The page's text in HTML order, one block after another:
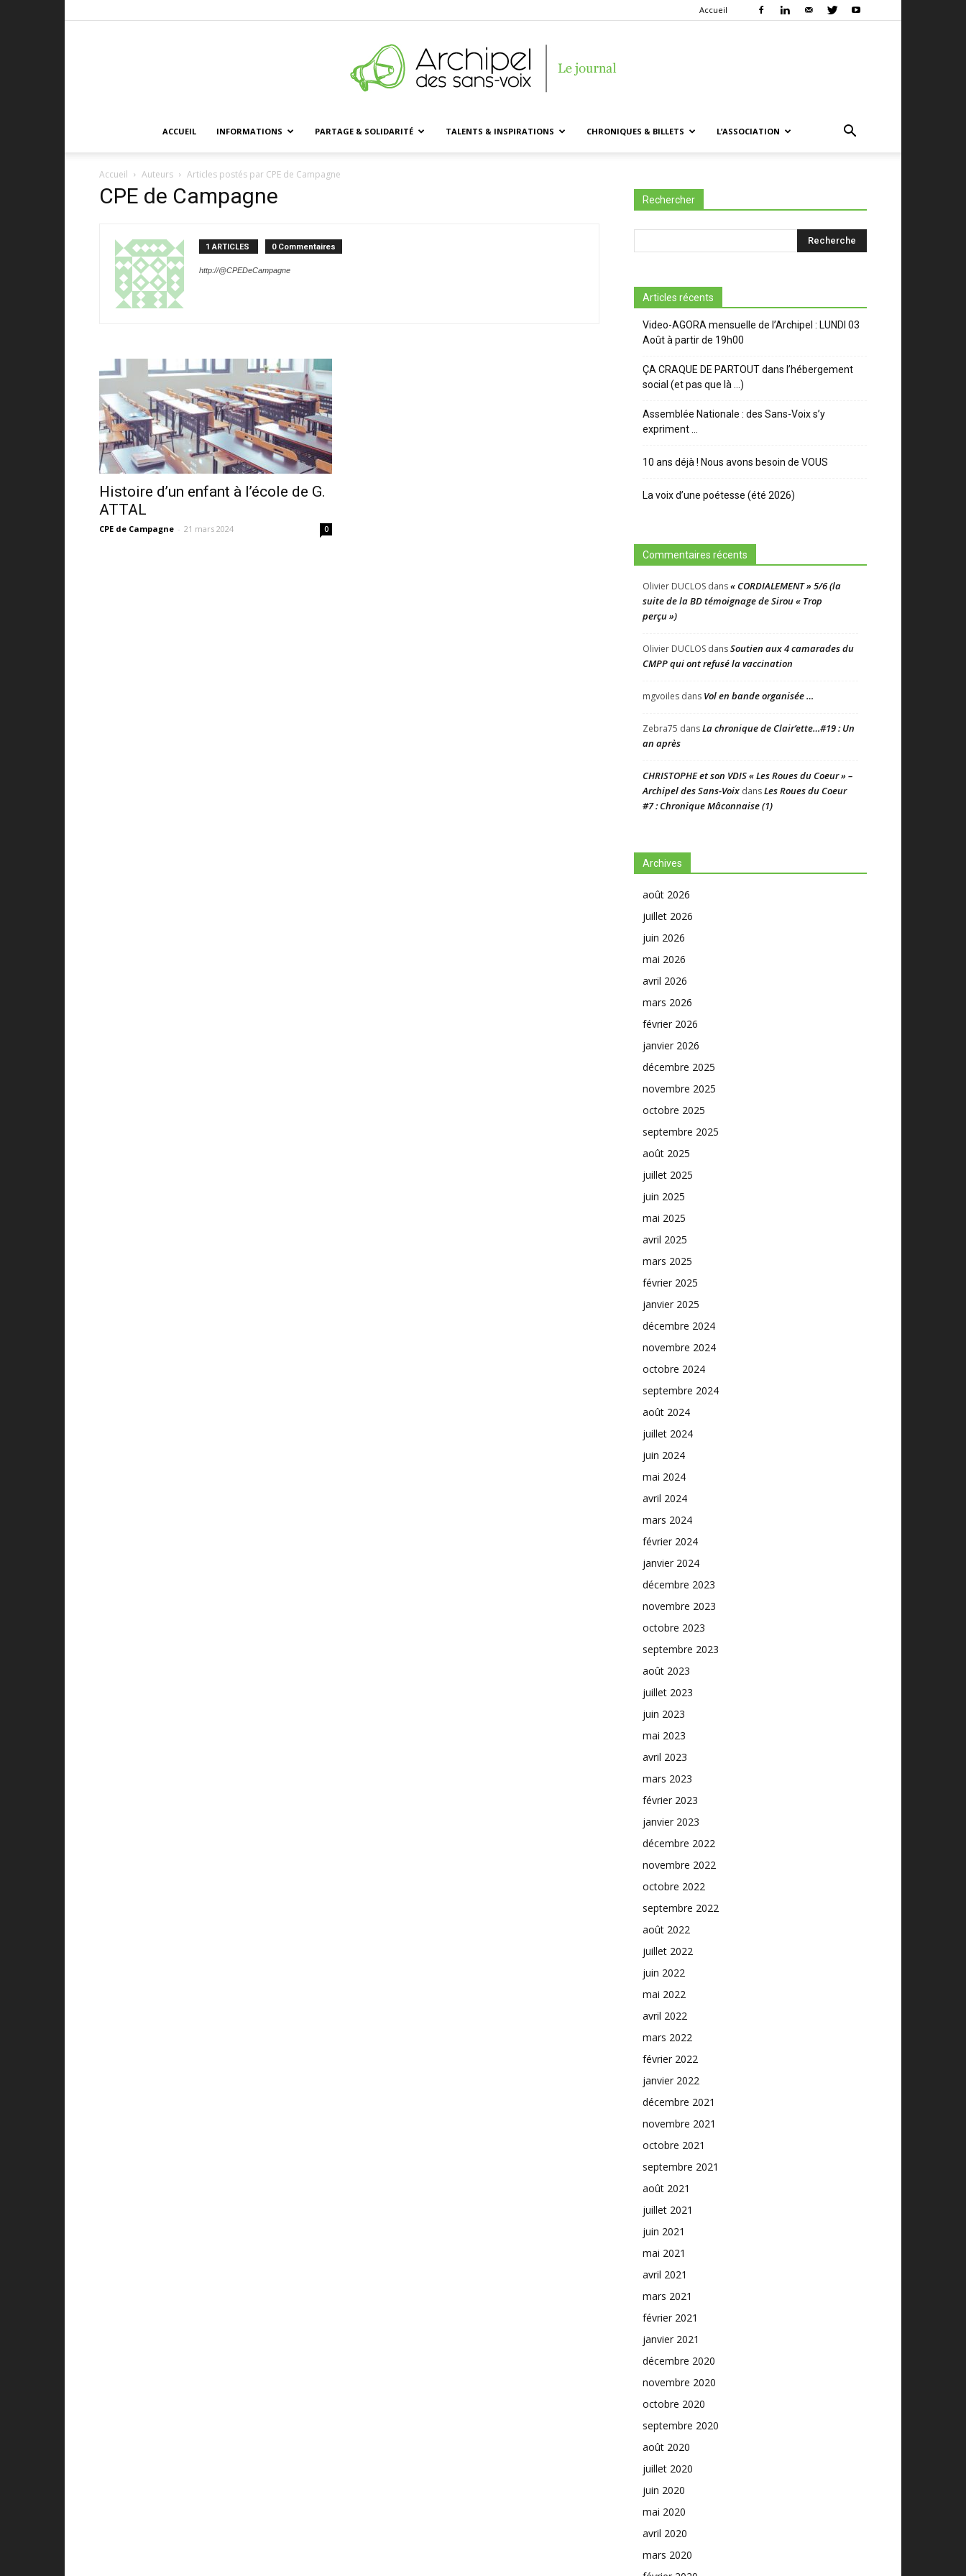
Accueil
ACCUEIL INFORMATIONS PARTAGE & SOLIDARITÉ TALENTS & INSPIRATIONS CHRONIQUES & BILLETS L’ASSOCIATION
Accueil Auteurs Articles postés par CPE de Campagne
CPE de Campagne
1 ARTICLES 0 Commentaires
http://@CPEDeCampagne
Histoire d’un enfant à l’école de G.
ATTAL
CPE de Campagne - 21 mars 2024 0
Rechercher
Articles récents
Video-AGORA mensuelle de l’Archipel : LUNDI 03
Août à partir de 19h00
ÇA CRAQUE DE PARTOUT dans l’hébergement
social (et pas que là …)
Assemblée Nationale : des Sans-Voix s’y
expriment …
10 ans déjà ! Nous avons besoin de VOUS
La voix d’une poétesse (été 2026)
Commentaires récents
Olivier DUCLOS dans« CORDIALEMENT » 5/6 (la
suite de la BD témoignage de Sirou « Trop
perçu »)
Olivier DUCLOS dansSoutien aux 4 camarades du
CMPP qui ont refusé la vaccination
mgvoiles dans Vol en bande organisée …
Zebra75 dansLa chronique de Clair’ette…#19 : Un
an après
CHRISTOPHE et son VDIS « Les Roues du Coeur » –
Archipel des Sans-Voix dansLes Roues du Coeur
#7 : Chronique Mâconnaise (1)
Archives
août 2026
juillet 2026
juin 2026
mai 2026
avril 2026
mars 2026
février 2026
janvier 2026
décembre 2025
novembre 2025
octobre 2025
septembre 2025
août 2025
juillet 2025
juin 2025
mai 2025
avril 2025
mars 2025
février 2025
janvier 2025
décembre 2024
novembre 2024
octobre 2024
septembre 2024
août 2024
juillet 2024
juin 2024
mai 2024
avril 2024
mars 2024
février 2024
janvier 2024
décembre 2023
novembre 2023
octobre 2023
septembre 2023
août 2023
juillet 2023
juin 2023
mai 2023
avril 2023
mars 2023
février 2023
janvier 2023
décembre 2022
novembre 2022
octobre 2022
septembre 2022
août 2022
juillet 2022
juin 2022
mai 2022
avril 2022
mars 2022
février 2022
janvier 2022
décembre 2021
novembre 2021
octobre 2021
septembre 2021
août 2021
juillet 2021
juin 2021
mai 2021
avril 2021
mars 2021
février 2021
janvier 2021
décembre 2020
novembre 2020
octobre 2020
septembre 2020
août 2020
juillet 2020
juin 2020
mai 2020
avril 2020
mars 2020